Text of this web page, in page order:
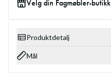
Velg din Fagmøbler-butikk
Produktdetalj
Mål